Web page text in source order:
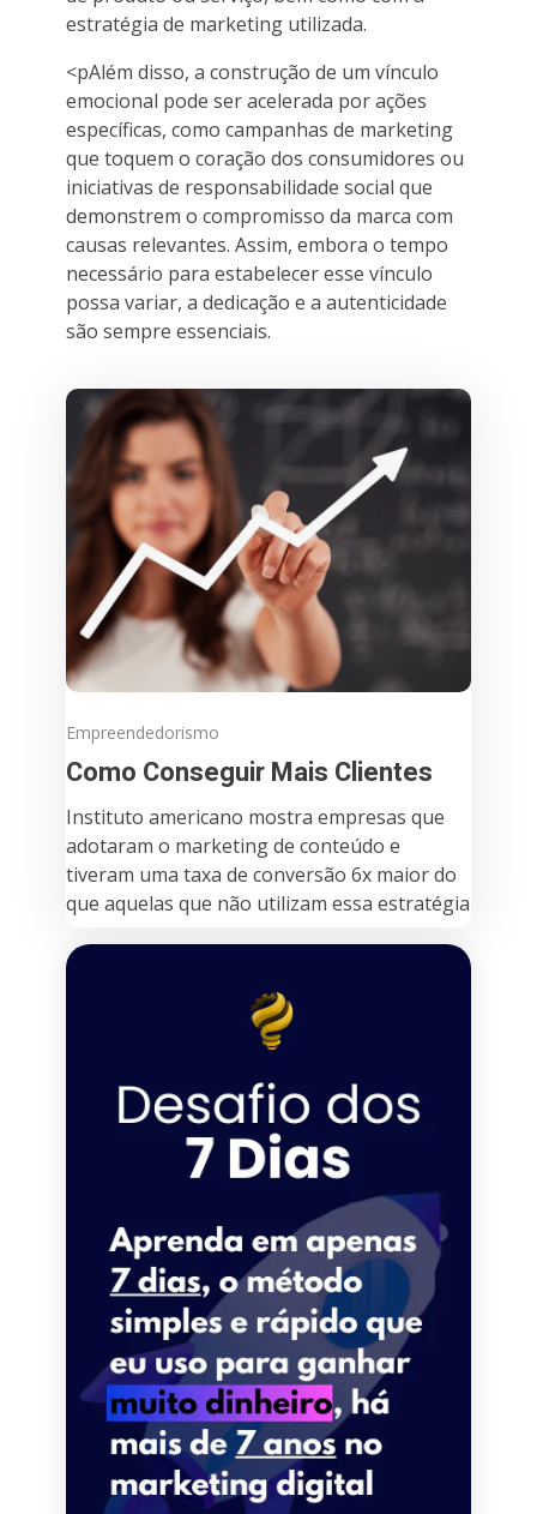
estratégia de marketing utilizada.
<pAlém disso, a construção de um vínculo
emocional pode ser acelerada por ações
específicas, como campanhas de marketing
que toquem o coração dos consumidores ou
iniciativas de responsabilidade social que
demonstrem o compromisso da marca com
causas relevantes. Assim, embora o tempo
necessário para estabelecer esse vínculo
possa variar, a dedicação e a autenticidade
são sempre essenciais.
Empreendedorismo
Como Conseguir Mais Clientes
Instituto americano mostra empresas que
adotaram o marketing de conteúdo e
tiveram uma taxa de conversão 6x maior do
que aquelas que não utilizam essa estratégia